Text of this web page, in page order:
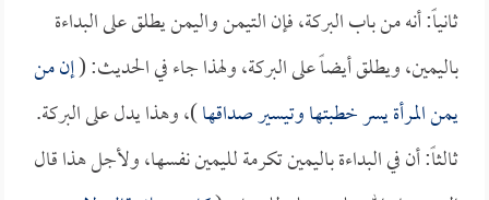
ثانياً: أنه من باب البركة، فإن التيمن واليمن يطلق على البداءة
باليمين، ويطلق أيضاً على البركة، ولهذا جاء في الحديث: (إن من
يمن المرأة يسر خطبتها وتيسير صداقها)، وهذا يدل على البركة.
ثالثاً: أن في البداءة باليمين تكرمة لليمين نفسها، ولأجل هذا قال